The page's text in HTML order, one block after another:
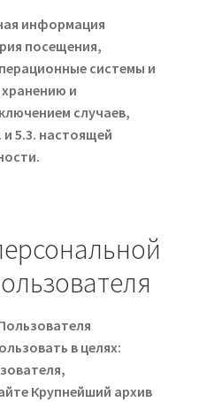
информация
посещения,
системы и
и
случаев,
и 5.3. настоящей
в целях:
Крупнейший архив